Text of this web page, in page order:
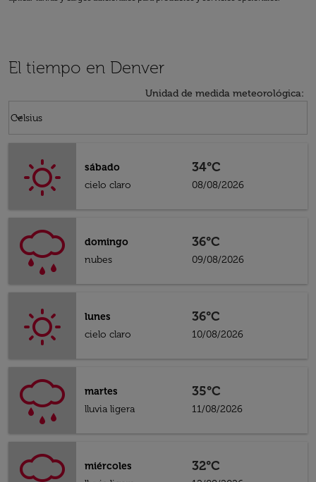
El tiempo en Denver
Unidad de medida meteorológica:
Celsius
keyboard_arrow_down
sábado
cielo claro
34°C
08/08/2026
domingo
nubes
36°C
09/08/2026
lunes
cielo claro
36°C
10/08/2026
martes
lluvia ligera
35°C
11/08/2026
miércoles
32°C